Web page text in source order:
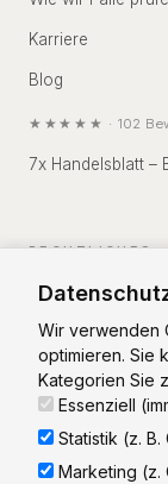
Karriere
Blog
★★★★★ · 102
7x Handelsblatt –
RECHTLICHES
Impressum
Datenschutz
Wir verwenden
optimieren. Sie
Kategorien Sie
Essenziell
Statistik (z.
Marketing (z.